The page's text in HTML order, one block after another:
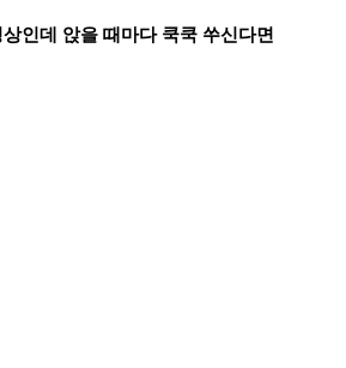
인데 앉을 때마다 쿡쿡 쑤신다면